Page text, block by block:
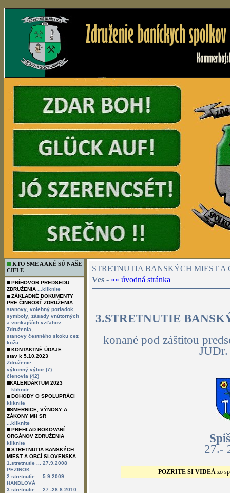
KTO SME A AKÉ SÚ NAŠE
CIELE
PRÍHOVOR PREDSEDU
ZDRUŽENIA
...kliknite
ZÁKLADNÉ DOKUMENTY
PRE ČINNOSŤ ZDRUŽENIA
stanovy volebný poriadok
symboly zásady vnútorných
a vonkajších vzťahov
Združenia,
stanovy čestného skoku cez
kožu.
KONTAKTNÉ ÚDAJE
stav k 5.10.2023
Združenie
výkonný výbor (7)
členovia (42)
KALENDÁRTUM 2023
...kliknite
DOHODY O SPOLUPRÁCI
kliknite
SMERNICE, VÝNOSY A
ZÁKONY MH SR
...kliknite
PREHĽAD ROKOVANÍ
ORGÁNOV ZDRUŽENIA
kliknite
STRETNUTIA BANSKÝCH
MIEST A OBCÍ SLOVENSKA
1.stretnutie ... 27.9.2008
PEZINOK
2.stretnutie ... 5.9.2009
HANDLOVÁ
3.stretnutie ... 27.-28.8.2010
STRETNUTIA BANSKÝCH MIEST
Ves - »» úvodná stránka
3.STRETNUTIE
konané pod záštitou
27.-
POZRITE SI VIDEÁ zo